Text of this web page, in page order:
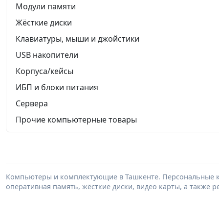
Модули памяти
Жёсткие диски
Клавиатуры, мыши и джойстики
USB накопители
Корпуса/кейсы
ИБП и блоки питания
Сервера
Прочие компьютерные товары
Компьютеры и комплектующие в Ташкенте. Персональные
оперативная память, жёсткие диски, видео карты, а также